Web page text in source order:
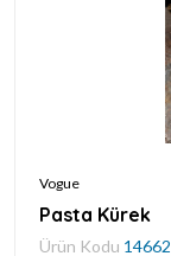
Vogue
Pasta Kürek
Ürün Kodu 14662